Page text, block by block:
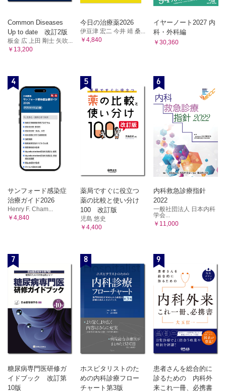
Common Diseases
Up to date 改訂2版
板金 広 上田 剛士 矢吹...
￥13,200
今日の治療薬2026
伊豆津 宏二 今井 靖 桑...
￥4,840
イヤーノート2027 内
科・外科編
￥30,360
4
サンフォード感染症
治療ガイド2026
Henry F. Cham...
￥4,840
5
薬局ですぐに役立つ
薬の比較と使い分け
100 改訂版
児島 悠史
￥4,400
6
内科救急診療指針
2022
一般社団法人 日本内科
学会...
￥11,000
7
糖尿病専門医研修ガ
イドブック 改訂第
10版
8
ホスピタリストのた
めの内科診療フロー
チャート第3版
9
患者さんを総合的に
診るための 内科外
来これ一冊、必携書